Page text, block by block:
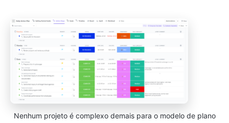
Nenhum projeto é complexo demais para o modelo de plano